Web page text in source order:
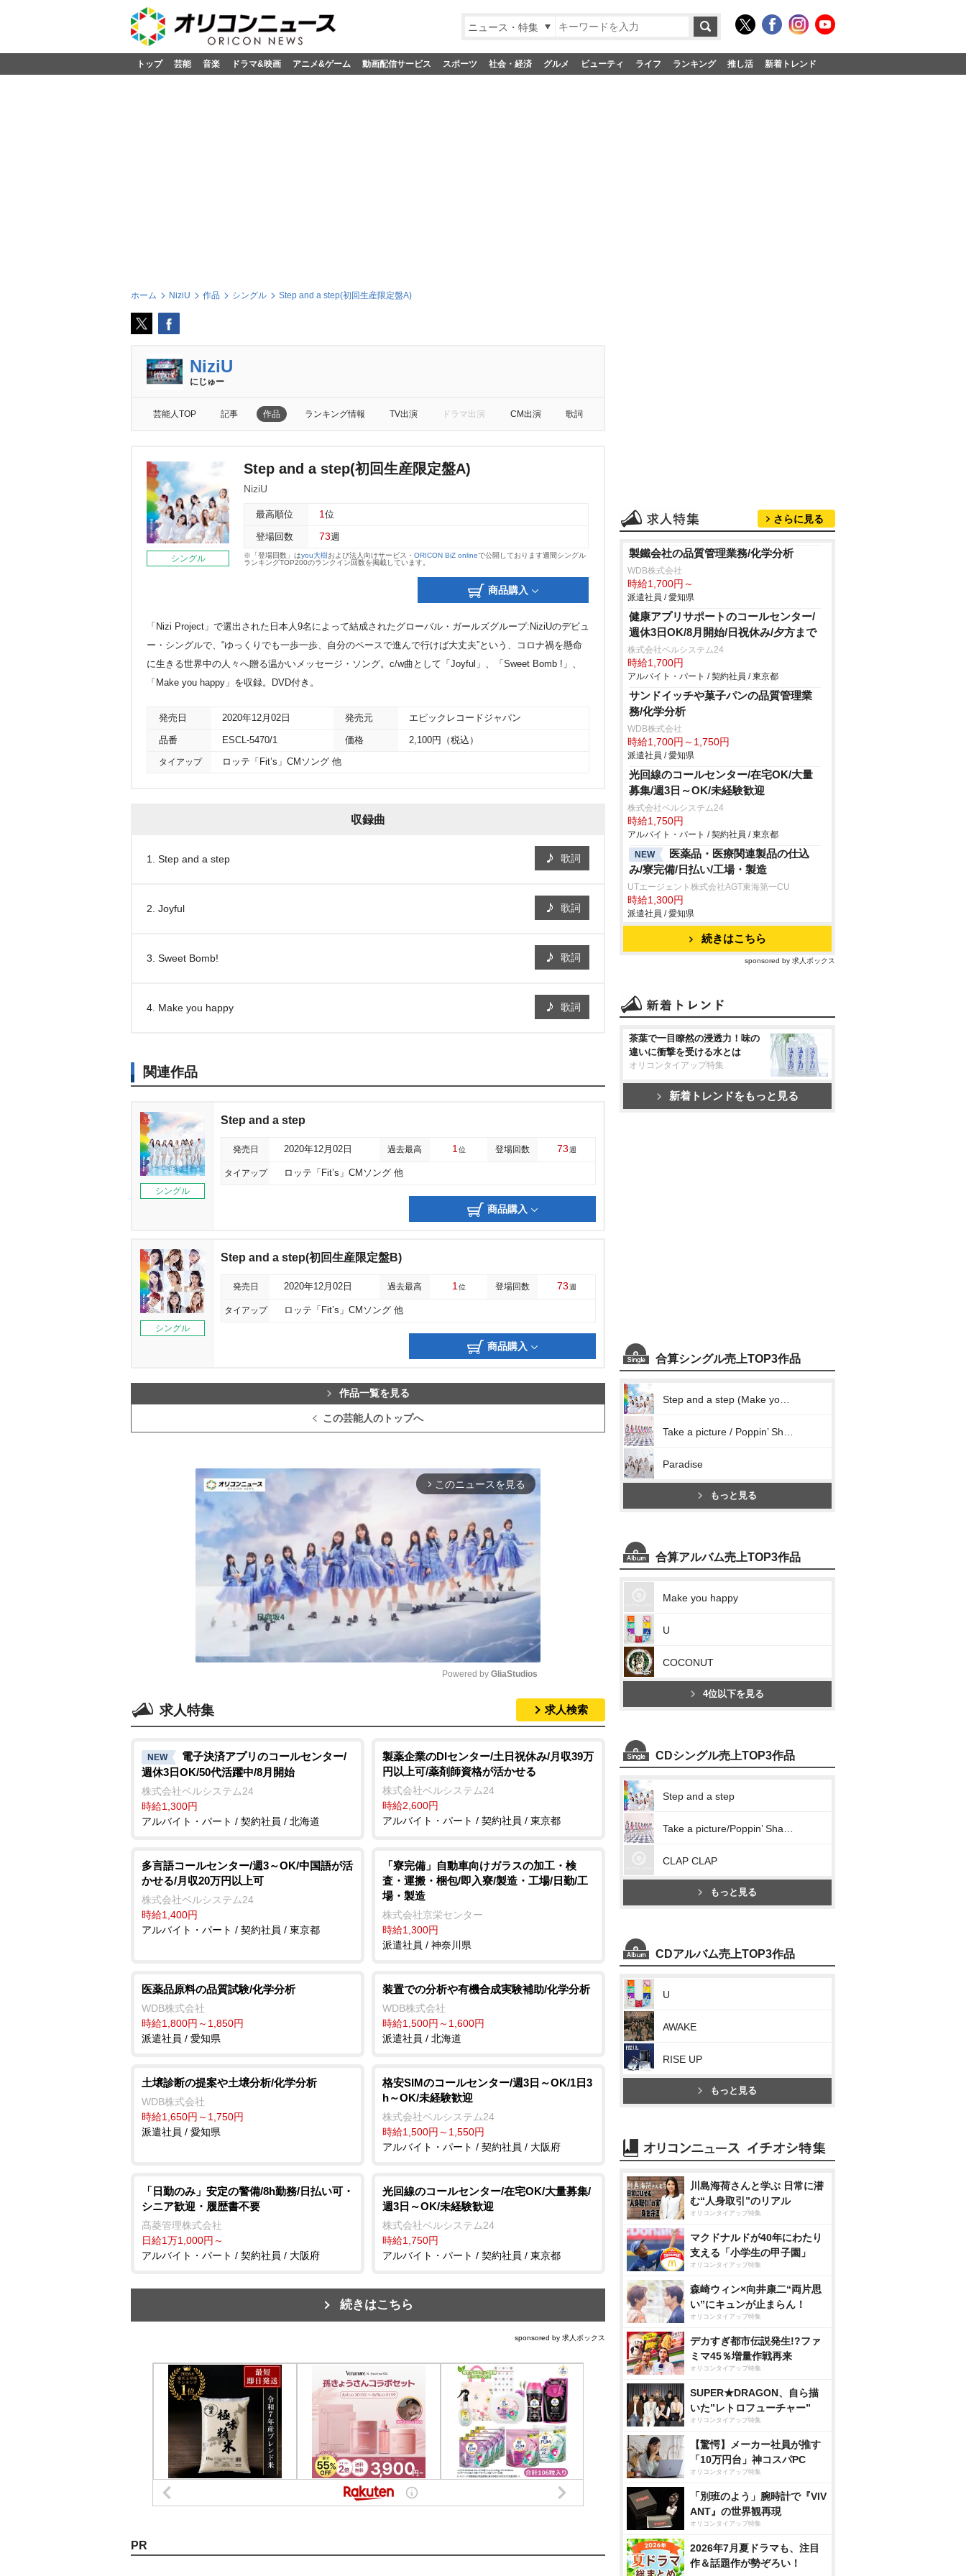
ニュース・特集
トップ 芸能 音楽 ドラマ&映画 アニメ&ゲーム 動画配信サービス スポーツ 社会・経済 グルメ ビューティ ライフ ランキング 推し活 新着トレンド
ホーム NiziU 作品 シングル Step and a step(初回生産限定盤A)
NiziU
にじゅー
芸能人TOP 記事 作品 ランキング情報 TV出演 ドラマ出演 CM出演 歌詞
シングル
Step and a step(初回生産限定盤A)
NiziU
最高順位 1 位
登場回数 73週
※「登場回数」はyou大樹および法人向けサービス・ ORICON BiZ onlineで公開しております週間シングル
ランキングTOP200のランクイン回数を掲載しています。
商品購入
「Nizi Project」で選出された日本人9名によって結成されたグローバル・ガールズグループ:NiziUのデビュ
ー・シングルで、“ゆっくりでも一歩一歩、自分のペースで進んで行けば大丈夫”という、コロナ禍を懸命
に生きる世界中の人々へ贈る温かいメッセージ・ソング。c/w曲として「Joyful」、「Sweet Bomb !」、
「Make you happy」を収録。DVD付き。
発売日 2020年12月02日 発売元 エピックレコードジャパン
品番 ESCL-5470/1 価格 2,100円（税込）
タイアップ ロッテ「Fit’s」CMソング 他
収録曲
1. Step and a step 歌詞
2. Joyful 歌詞
3. Sweet Bomb! 歌詞
4. Make you happy 歌詞
関連作品
シングル
Step and a step
発売日 2020年12月02日 過去最高 1 位 登場回数 73週
タイアップ ロッテ「Fit’s」CMソング 他
商品購入
シングル
Step and a step(初回生産限定盤B)
発売日 2020年12月02日 過去最高 1 位 登場回数 73週
タイアップ ロッテ「Fit’s」CMソング 他
商品購入
作品一覧を見る
この芸能人のトップへ
arrow_forward_ios このニュースを見る
t
e
Powered by GliaStudios
求人特集 求人検索
NEW
電子決済アプリのコールセンター/
週休3日OK/50代活躍中/8月開始
株式会社ベルシステム24
時給1,300円
アルバイト・パート / 契約社員 / 北海道
製薬企業のDIセンター/土日祝休み/月収39万
円以上可/薬剤師資格が活かせる
株式会社ベルシステム24
時給2,600円
アルバイト・パート / 契約社員 / 東京都
多言語コールセンター/週3～OK/中国語が活
かせる/月収20万円以上可
株式会社ベルシステム24
時給1,400円
アルバイト・パート / 契約社員 / 東京都
「寮完備」自動車向けガラスの加工・検
査・運搬・梱包/即入寮/製造・工場/日勤/工
場・製造
株式会社京栄センター
時給1,300円
派遣社員 / 神奈川県
医薬品原料の品質試験/化学分析
WDB株式会社
時給1,800円～1,850円
派遣社員 / 愛知県
装置での分析や有機合成実験補助/化学分析
WDB株式会社
時給1,500円～1,600円
派遣社員 / 北海道
土壌診断の提案や土壌分析/化学分析
WDB株式会社
時給1,650円～1,750円
派遣社員 / 愛知県
格安SIMのコールセンター/週3日～OK/1日3
h～OK/未経験歓迎
株式会社ベルシステム24
時給1,500円～1,550円
アルバイト・パート / 契約社員 / 大阪府
「日勤のみ」安定の警備/8h勤務/日払い可・
シニア歓迎・履歴書不要
髙菱管理株式会社
日給1万1,000円～
アルバイト・パート / 契約社員 / 大阪府
光回線のコールセンター/在宅OK/大量募集/
週3日～OK/未経験歓迎
株式会社ベルシステム24
時給1,750円
アルバイト・パート / 契約社員 / 東京都
続きはこちら
sponsored by 求人ボックス
PR
さらに見る
製鐵会社の品質管理業務/化学分析
WDB株式会社
時給1,700円～
派遣社員 / 愛知県
健康アプリサポートのコールセンター/
週休3日OK/8月開始/日祝休み/夕方まで
株式会社ベルシステム24
時給1,700円
アルバイト・パート / 契約社員 / 東京都
サンドイッチや菓子パンの品質管理業
務/化学分析
WDB株式会社
時給1,700円～1,750円
派遣社員 / 愛知県
光回線のコールセンター/在宅OK/大量
募集/週3日～OK/未経験歓迎
株式会社ベルシステム24
時給1,750円
アルバイト・パート / 契約社員 / 東京都
NEW
医薬品・医療関連製品の仕込
み/寮完備/日払い/工場・製造
UTエージェント株式会社AGT東海第一CU
時給1,300円
派遣社員 / 愛知県
続きはこちら
sponsored by 求人ボックス
茶葉で一目瞭然の浸透力！味の
違いに衝撃を受ける水とは
オリコンタイアップ特集
新着トレンドをもっと見る
合算シングル売上TOP3作品
Paradise
もっと見る
合算アルバム売上TOP3作品
Make you happy
U
COCONUT
4位以下を見る
CDシングル売上TOP3作品
Step and a step
CLAP CLAP
もっと見る
CDアルバム売上TOP3作品
U
AWAKE
RISE UP
もっと見る
川島海荷さんと学ぶ 日常に潜
む“人身取引”のリアル
オリコンタイアップ特集
マクドナルドが40年にわたり
支える「小学生の甲子園」
オリコンタイアップ特集
森崎ウィン×向井康二“両片思
い”にキュンが止まらん！
オリコンタイアップ特集
デカすぎ都市伝説発生!?ファ
ミマ45％増量作戦再来
オリコンタイアップ特集
SUPER★DRAGON、自ら描
いた”レトロフューチャー”
オリコンタイアップ特集
【驚愕】メーカー社員が推す
「10万円台」神コスパPC
オリコンタイアップ特集
「別班のよう」腕時計で『VIV
ANT』の世界観再現
オリコンタイアップ特集
2026年7月夏ドラマも、注目
作＆話題作が勢ぞろい！